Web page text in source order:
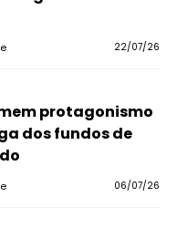
22/07/26
protagonismo
dos fundos de
06/07/26